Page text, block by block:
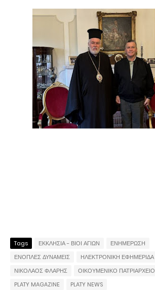
Tags ΕΚΚΛΗΣΙΑ - ΒΙΟΙ ΑΓΙΩΝ
ΕΝΗΜΕΡΩΣΗ
ΕΝΟΠΛΕΣ ΔΥΝΑΜΕΙΣ
ΗΛΕΚΤΡΟΝΙΚΗ ΕΦΗΜΕΡΙΔΑ
ΝΙΚΟΛΑΟΣ ΦΛΑΡΗΣ
ΟΙΚΟΥΜΕΝΙΚΟ ΠΑΤΡΙΑΡΧΕΙΟ
PLATY MAGAZINE
PLATY NEWS